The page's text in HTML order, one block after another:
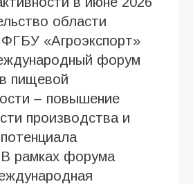
области
«Агроэкспорт»
форум
пищевой
– повышение
производства и
рамках форума